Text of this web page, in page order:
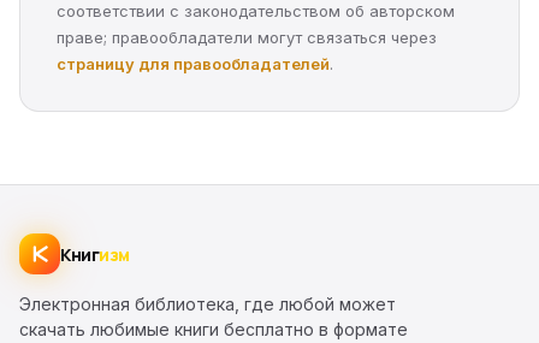
соответствии с законодательством об авторском
праве; правообладатели могут связаться через
страницу для правообладателей.
Книгизм
Электронная библиотека, где любой может
скачать любимые книги бесплатно в формате